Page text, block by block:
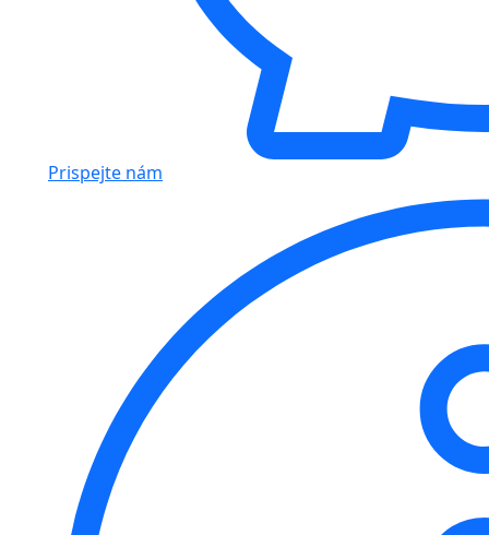
Prispejte nám